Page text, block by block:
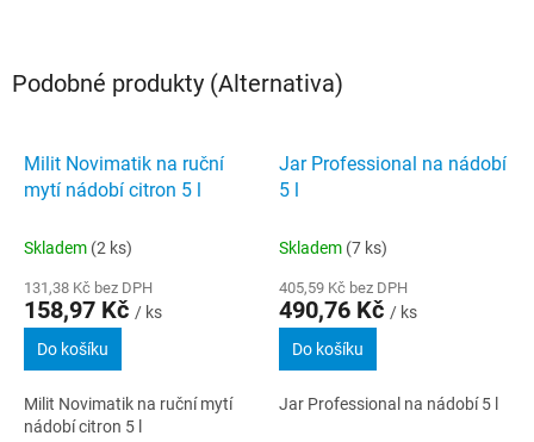
Podobné produkty (Alternativa)
Milit Novimatik na ruční
mytí nádobí citron 5 l
Skladem (2 ks)
131,38 Kč bez DPH
158,97 Kč / ks
Do košíku
Milit Novimatik na ruční mytí
nádobí citron 5 l
Jar Professional na nádobí
5 l
Skladem (7 ks)
405,59 Kč bez DPH
490,76 Kč / ks
Do košíku
Jar Professional na nádobí 5 l